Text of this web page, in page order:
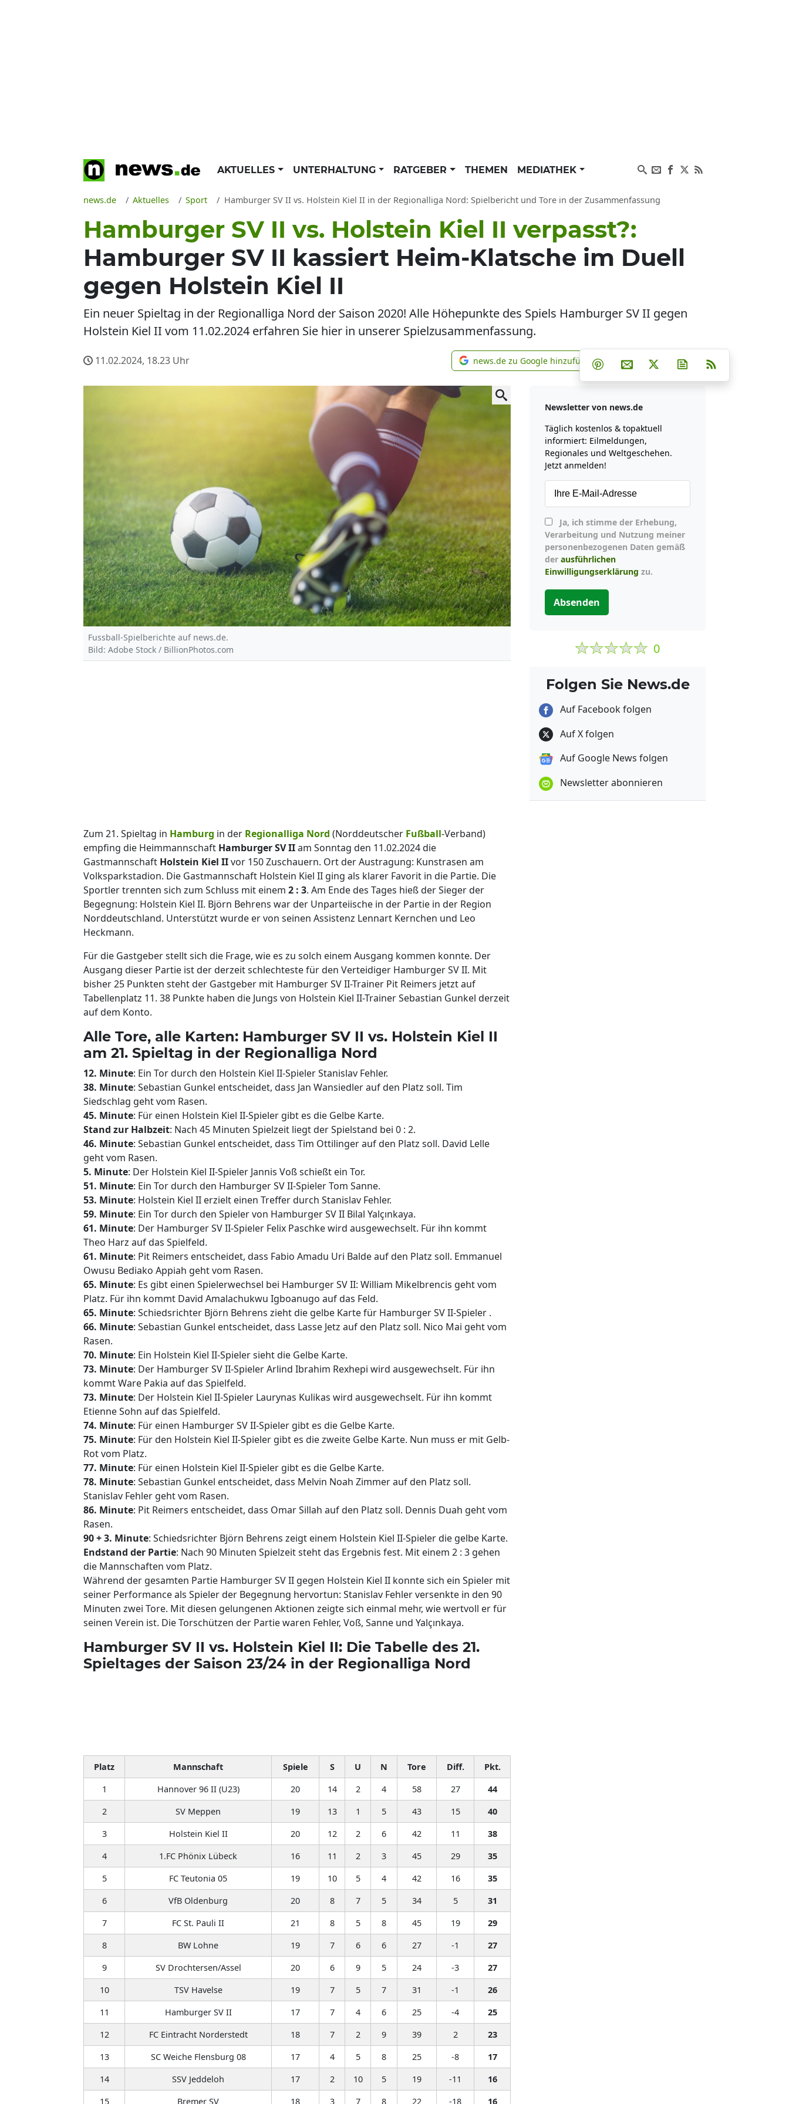
AKTUELLES UNTERHALTUNG RATGEBER THEMEN MEDIATHEK
news.de Aktuelles Sport Hamburger SV II vs. Holstein Kiel II in der Regionalliga Nord: Spielbericht und Tore in der Zusammenfassung
Hamburger SV II vs. Holstein Kiel II verpasst?:
Hamburger SV II kassiert Heim-Klatsche im Duell
gegen Holstein Kiel II
Ein neuer Spieltag in der Regionalliga Nord der Saison 2020! Alle Höhepunkte des Spiels Hamburger SV II gegen
Holstein Kiel II vom 11.02.2024 erfahren Sie hier in unserer Spielzusammenfassung.
11.02.2024, 18.23 Uhr news.de zu Google hinzufügen
news.de zu Google hinzufügen Teilen auf Facebook
Teilen auf Whatsapp
Teilen auf Telegram
Teilen auf Pinterest
Per E-Mail teilen
Post auf XNewsletter
Fussball-Spielberichte auf news.de.
Bild: Adobe Stock / BillionPhotos.com
Zum 21. Spieltag in Hamburg in der Regionalliga Nord (Norddeutscher Fußball-Verband)
empfing die Heimmannschaft Hamburger SV IIam Sonntag den 11.02.2024 die
Gastmannschaft Holstein Kiel IIvor 150 Zuschauern. Ort der Austragung: Kunstrasen am
Volksparkstadion. Die Gastmannschaft Holstein Kiel II ging als klarer Favorit in die Partie. Die
Sportler trennten sich zum Schluss mit einem 2 : 3. Am Ende des Tages hieß der Sieger der
Begegnung: Holstein Kiel II. Björn Behrens war der Unparteiische in der Partie in der Region
Norddeutschland. Unterstützt wurde er von seinen Assistenz Lennart Kernchen und Leo
Heckmann.
Für die Gastgeber stellt sich die Frage, wie es zu solch einem Ausgang kommen konnte. Der
Ausgang dieser Partie ist der derzeit schlechteste für den Verteidiger Hamburger SV II. Mit
bisher 25 Punkten steht der Gastgeber mit Hamburger SV II-Trainer Pit Reimers jetzt auf
Tabellenplatz 11. 38 Punkte haben die Jungs von Holstein Kiel II-Trainer Sebastian Gunkel derzeit
auf dem Konto.
Alle Tore, alle Karten: Hamburger SV II vs. Holstein Kiel II
am 21. Spieltag in der Regionalliga Nord
12. Minute: Ein Tor durch den Holstein Kiel II-Spieler Stanislav Fehler.
38. Minute: Sebastian Gunkel entscheidet, dass Jan Wansiedler auf den Platz soll. Tim
Siedschlag geht vom Rasen.
45. Minute: Für einen Holstein Kiel II-Spieler gibt es die Gelbe Karte.
Stand zur Halbzeit: Nach 45 Minuten Spielzeit liegt der Spielstand bei 0 : 2.
46. Minute: Sebastian Gunkel entscheidet, dass Tim Ottilinger auf den Platz soll. David Lelle
geht vom Rasen.
5. Minute: Der Holstein Kiel II-Spieler Jannis Voß schießt ein Tor.
51. Minute: Ein Tor durch den Hamburger SV II-Spieler Tom Sanne.
53. Minute: Holstein Kiel II erzielt einen Treffer durch Stanislav Fehler.
59. Minute: Ein Tor durch den Spieler von Hamburger SV II Bilal Yalçınkaya.
61. Minute: Der Hamburger SV II-Spieler Felix Paschke wird ausgewechselt. Für ihn kommt
Theo Harz auf das Spielfeld.
61. Minute: Pit Reimers entscheidet, dass Fabio Amadu Uri Balde auf den Platz soll. Emmanuel
Owusu Bediako Appiah geht vom Rasen.
65. Minute: Es gibt einen Spielerwechsel bei Hamburger SV II: William Mikelbrencis geht vom
Platz. Für ihn kommt David Amalachukwu Igboanugo auf das Feld.
65. Minute: Schiedsrichter Björn Behrens zieht die gelbe Karte für Hamburger SV II-Spieler .
66. Minute: Sebastian Gunkel entscheidet, dass Lasse Jetz auf den Platz soll. Nico Mai geht vom
Rasen.
70. Minute: Ein Holstein Kiel II-Spieler sieht die Gelbe Karte.
73. Minute: Der Hamburger SV II-Spieler Arlind Ibrahim Rexhepi wird ausgewechselt. Für ihn
kommt Ware Pakia auf das Spielfeld.
73. Minute: Der Holstein Kiel II-Spieler Laurynas Kulikas wird ausgewechselt. Für ihn kommt
Etienne Sohn auf das Spielfeld.
74. Minute: Für einen Hamburger SV II-Spieler gibt es die Gelbe Karte.
75. Minute: Für den Holstein Kiel II-Spieler gibt es die zweite Gelbe Karte. Nun muss er mit Gelb-
Rot vom Platz.
77. Minute: Für einen Holstein Kiel II-Spieler gibt es die Gelbe Karte.
78. Minute: Sebastian Gunkel entscheidet, dass Melvin Noah Zimmer auf den Platz soll.
Stanislav Fehler geht vom Rasen.
86. Minute: Pit Reimers entscheidet, dass Omar Sillah auf den Platz soll. Dennis Duah geht vom
Rasen.
90 + 3. Minute: Schiedsrichter Björn Behrens zeigt einem Holstein Kiel II-Spieler die gelbe Karte.
Endstand der Partie: Nach 90 Minuten Spielzeit steht das Ergebnis fest. Mit einem 2 : 3 gehen
die Mannschaften vom Platz.
Während der gesamten Partie Hamburger SV II gegen Holstein Kiel II konnte sich ein Spieler mit
seiner Performance als Spieler der Begegnung hervortun: Stanislav Fehler versenkte in den 90
Minuten zwei Tore. Mit diesen gelungenen Aktionen zeigte sich einmal mehr, wie wertvoll er für
seinen Verein ist. Die Torschützen der Partie waren Fehler, Voß, Sanne und Yalçınkaya.
Hamburger SV II vs. Holstein Kiel II: Die Tabelle des 21.
Spieltages der Saison 23/24 in der Regionalliga Nord
Platz Mannschaft Spiele S U N Tore Diff.
Pkt.
1
Hannover 96 II (U23) 20 14 2 4 58 27
44
2
SV Meppen 19 13 1 5 43 15
40
3
Holstein Kiel II 20 12 2 6 42 11
38
4
1.FC Phönix Lübeck 16 11 2 3 45 29
35
5
FC Teutonia 05 19 10 5 4 42 16
35
6
VfB Oldenburg 20 8 7 5 34 5
31
7
FC St. Pauli II 21 8 5 8 45 19
29
8
BW Lohne 19 7 6 6 27 -1
27
9
SV Drochtersen/Assel 20 6 9 5 24 -3
27
10
TSV Havelse 19 7 5 7 31 -1
26
11
Hamburger SV II 17 7 4 6 25 -4
25
12
FC Eintracht Norderstedt 18 7 2 9 39 2
23
13
SC Weiche Flensburg 08 17 4 5 8 25 -8
17
14
SSV Jeddeloh 17 2 10 5 19 -11
16
15
Bremer SV 18 3 7 8 22 -18 16
Newsletter von news.de
Täglich kostenlos & topaktuell
informiert: Eilmeldungen,
Regionales und Weltgeschehen.
Jetzt anmelden!
Verarbeitung und Nutzung meiner
personenbezogenen Daten gemäß
der ausführlichen
Einwilligungserklärung zu.
Absenden
0
Folgen Sie News.de
Auf Facebook folgen
Auf X folgen
Auf Google News folgen
Newsletter abonnieren